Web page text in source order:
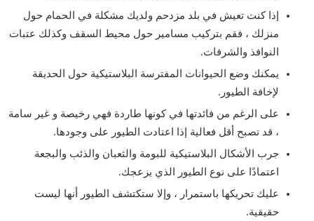
إذا كنت تعيش في بلد مزدحم ولديك مشكلة في الحمام حول
منزلك ، فقم بتركيب مسامير حول محيط السقف وكذلك عتبات
النوافذ والشرفات.
يمكنك وضع الحيوانات المفترسة البلاستيكية حول الحديقة
لإخافة الطيور.
على الرغم من فائدتها في كونها طاردة فهي رخيصة و غير سامة
، قد تصبح أقل فعالية إذا اعتادت الطيور على وجودها.
جرب الأشكال البلاستيكية للبومة والثعبان والذئب والبجعة
اعتمادًا على نوع الطيور الذي يزعجك.
عليك تحريكها باستمرار ، وإلا ستكتشف الطيور أنها ليست
حقيقية.